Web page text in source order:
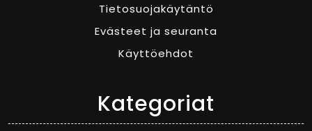
Tietosuojakäytäntö
Evästeet ja seuranta
Käyttöehdot
Kategoriat